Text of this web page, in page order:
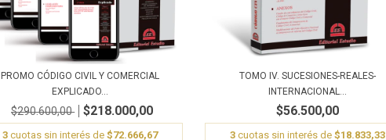
PROMO CÓDIGO CIVIL Y COMERCIAL
EXPLICADO...
$290.600,00 $218.000,00
3 cuotas sin interés de$72.666,67
TOMO IV. SUCESIONES-REALES-
INTERNACIONAL...
$56.500,00
3cuotas sin interés de $18.833,33